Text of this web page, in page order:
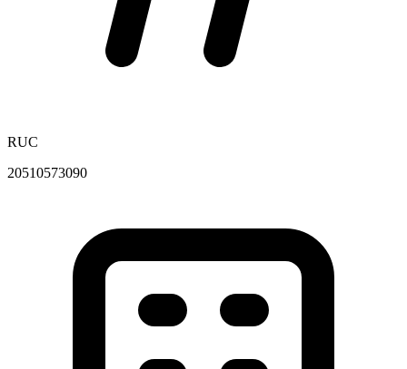
RUC
20510573090